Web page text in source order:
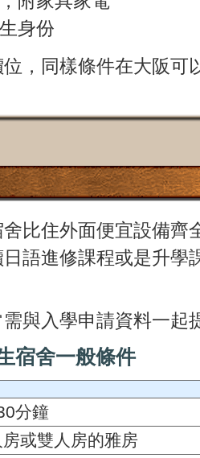
身份
，同樣條件在大阪可
比住外面便宜設備齊
語進修課程或是升學
與入學申請資料一起
宿舍一般條件
分鐘
或雙人房的雅房